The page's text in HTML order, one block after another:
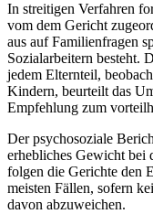
In streitigen Verfahren
vom dem Gericht
aus auf Familienfragen
Sozialarbeitern besteht.
jedem Elternteil,
Kindern, beurteilt das
Empfehlung zum
Der psychosoziale
erhebliches Gewicht bei
folgen die Gerichte den
meisten Fällen, sofern
davon abzuweichen.